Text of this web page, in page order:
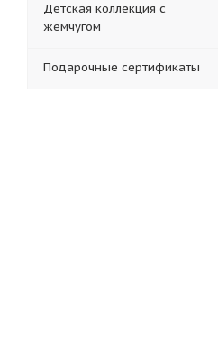
Детская коллекция с
жемчугом
Подарочные сертификаты